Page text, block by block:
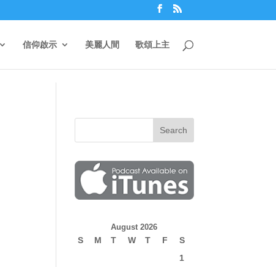
信仰啟示 美麗人間 歌頌上主
August 2026
S M T W T F
S
1